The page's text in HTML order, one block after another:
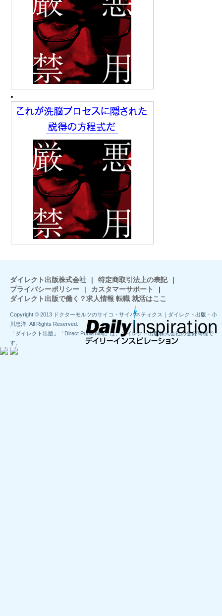
ダイレクト出版株式会社 | 特定商取引法上の表記
|
プライバシーポリシー
| カスタマーサポート
|
ダイレクト出版で働く？求人情報 転職 就活はここ
Copyright © 2013 ドクターモルツのサイコ・サイバネティクス｜ダイレクト出版・小
川忠洋. All Rights Reserved.
「ダイレクト出版」「Direct Publishing」は、ダイレクト出版株式会社の登録商標で
す。